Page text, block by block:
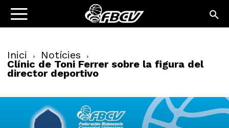
Inici Notícies
Clínic de Toni Ferrer sobre la figura del
director deportivo